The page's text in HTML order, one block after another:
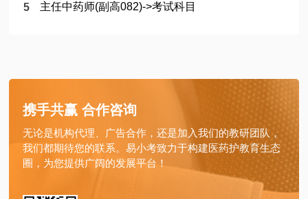
主任中药师(副高082)->考试科目
携手共赢 合作咨询
无论是机构代理、广告合作，还是加入我们的教研团队，
我们都期待您的联系。易小考致力于构建医药护教育生态
圈，为您提供广阔的发展平台！